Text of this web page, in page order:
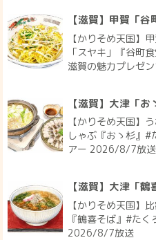
【滋賀】甲賀「谷
【かりそめ天国】
「スヤキ」『谷町
滋賀の魅力プレゼ
【滋賀】大津「お
【かりそめ天国】
しゃぶ『おゝ杉』#
アー 2026/8/7放送
【滋賀】大津「鶴
【かりそめ天国】
『鶴喜そば』#た
2026/8/7放送